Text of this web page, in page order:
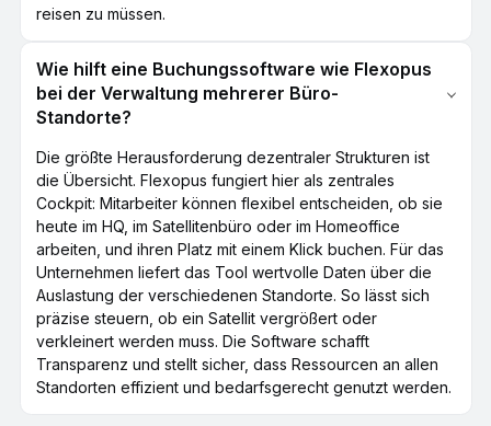
reisen zu müssen.
Wie hilft eine Buchungssoftware wie Flexopus
bei der Verwaltung mehrerer Büro-
Standorte?
Die größte Herausforderung dezentraler Strukturen ist
die Übersicht. Flexopus fungiert hier als zentrales
Cockpit: Mitarbeiter können flexibel entscheiden, ob sie
heute im HQ, im Satellitenbüro oder im Homeoffice
arbeiten, und ihren Platz mit einem Klick buchen. Für das
Unternehmen liefert das Tool wertvolle Daten über die
Auslastung der verschiedenen Standorte. So lässt sich
präzise steuern, ob ein Satellit vergrößert oder
verkleinert werden muss. Die Software schafft
Transparenz und stellt sicher, dass Ressourcen an allen
Standorten effizient und bedarfsgerecht genutzt werden.